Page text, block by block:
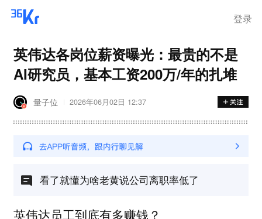
登录
英伟达各岗位薪资曝光：最贵的不是
AI研究员，基本工资200万/年的扎堆
量子位 2026年06月02日 12:37
看了就懂为啥老黄说公司离职率低了
英伟达员工到底有多赚钱？